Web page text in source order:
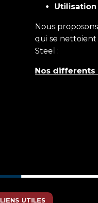
Utilisation
Nous
qui se
Steel :
Nos differents
LIENS UTILES